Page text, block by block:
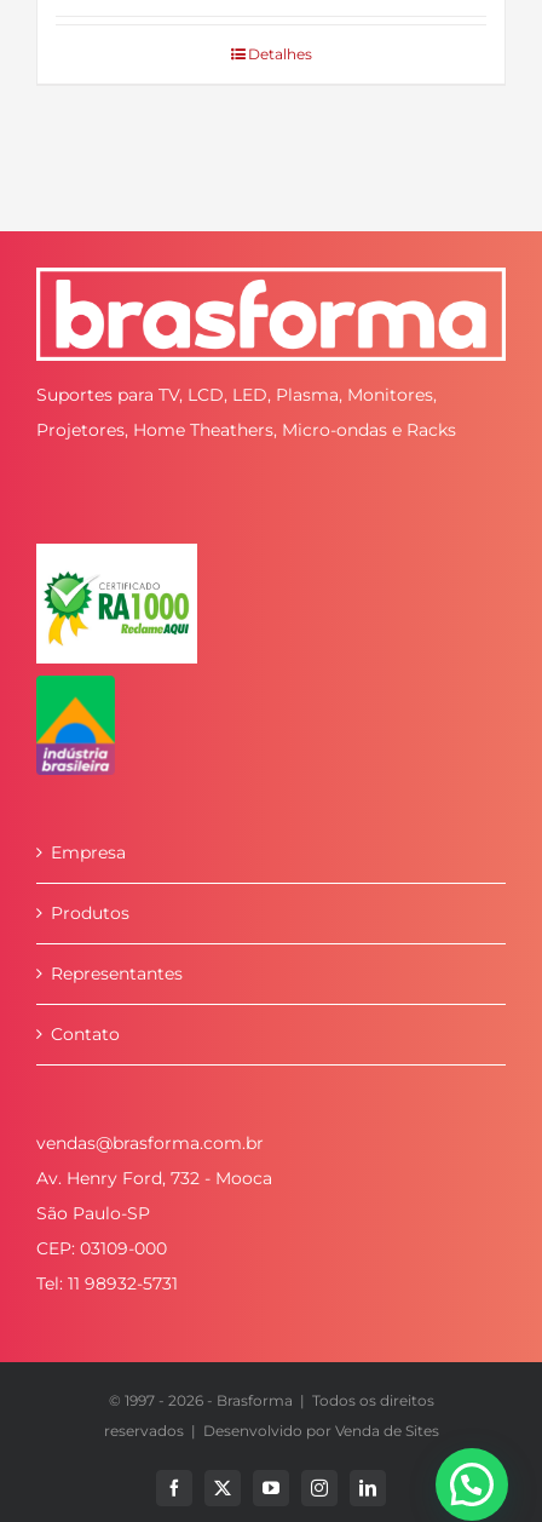
Detalhes
Suportes para TV, LCD, LED, Plasma, Monitores,
Projetores, Home Theathers, Micro-ondas e Racks
Empresa
Produtos
Representantes
Contato
vendas@brasforma.com.br
Av. Henry Ford, 732 - Mooca
São Paulo-SP
CEP: 03109-000
Tel: 11 98932-5731
© 1997 - 2026 - Brasforma | Todos os direitos
reservados | Desenvolvido por Venda de Sites
Facebook
X YouTubeInstagramLinkedIn